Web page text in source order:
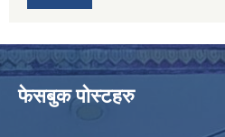
फेसबुक पोस्टहरु